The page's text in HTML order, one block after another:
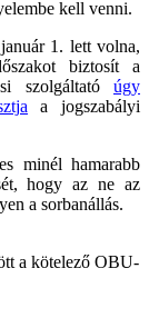
kell venni.
1. lett volna,
biztosít a
szolgáltató úgy
a jogszabályi
minél hamarabb
hogy az ne az
a sorbanállás.
a kötelező OBU-